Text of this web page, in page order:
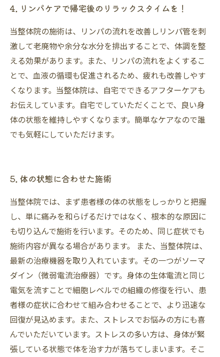
4. リンパケアで帰宅後のリラックスタイムを！
当整体院の施術は、リンパの流れを改善しリンパ管を刺
激して老廃物や余分な水分を排出することで、体調を整
える効果があります。また、リンパの流れをよくするこ
とで、血液の循環も促進されるため、疲れも改善しやす
くなります。当整体院は、自宅でできるアフターケアも
お伝えしています。自宅でしていただくことで、良い身
体の状態を維持しやすくなります。簡単なケアなので誰
でも気軽にしていただけます。
5. 体の状態に合わせた施術
当整体院では、まず患者様の体の状態をしっかりと把握
し、単に痛みを和らげるだけではなく、根本的な原因に
も切り込んで施術を行います。そのため、同じ症状でも
施術内容が異なる場合があります。 また、当整体院は、
最新の治療機器を取り入れています。その一つがソーマ
ダイン（微弱電流治療器）です。身体の生体電流と同じ
電気を流すことで細胞レベルでの組織の修復を行い、患
者様の症状に合わせて組み合わせることで、より迅速な
回復が見込めます。また、ストレスでお悩みの方にも喜
んでいただいています。ストレスの多い方は、身体が緊
張している状態で体を治す力が落ちてしまいます。そこ